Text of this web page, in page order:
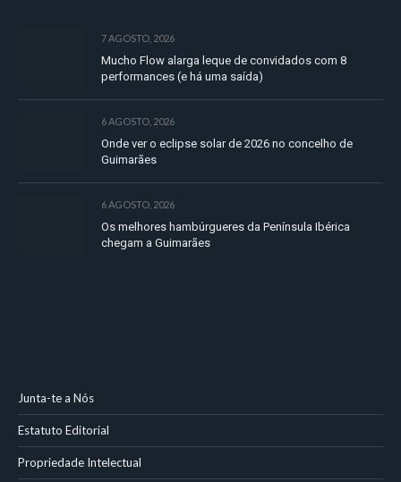
7 AGOSTO, 2026
Mucho Flow alarga leque de convidados com 8
performances (e há uma saída)
6 AGOSTO, 2026
Onde ver o eclipse solar de 2026 no concelho de
Guimarães
6 AGOSTO, 2026
Os melhores hambúrgueres da Península Ibérica
chegam a Guimarães
Junta-te a Nós
Estatuto Editorial
Propriedade Intelectual